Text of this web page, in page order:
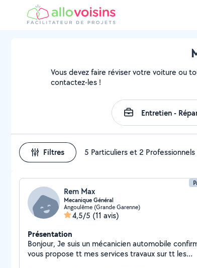
Vous devez faire réviser votre voiture ou
contactez-les !
Filtres 5 Particuliers et 2
Rem Max
Mecanique Général
Angoulême (Grande Garenne)
4,5/5 (11 avis)
Présentation
Bonjour, Je suis un mécanicien automobile confirmer, je
vous propose tt mes services travaux sur tt les